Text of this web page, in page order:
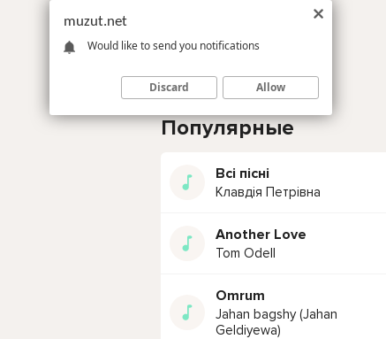
Популярные
Всі пісні
Клавдія Петрівна
Another Love
Tom Odell
Omrum
Jahan bagshy (Jahan
Geldiyewa)
muzut.net
Would like to send you notifications
Discard Allow